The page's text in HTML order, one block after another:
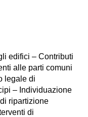
edifici – Contributi
alle parti comuni
legale di
– Individuazione
ripartizione
di